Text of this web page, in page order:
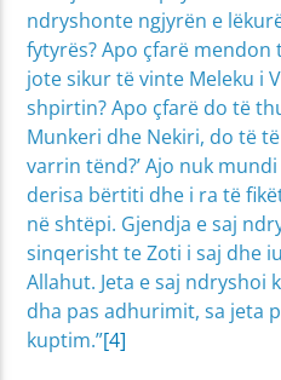
ndryshonte ngjyrën e
fytyrës? Apo çfarë mendon
jote sikur të vinte Meleku i
shpirtin? Apo çfarë do të
Munkeri dhe Nekiri, do të
varrin tënd?’ Ajo nuk
derisa bërtiti dhe i ra të
në shtëpi. Gjendja e saj
sinqerisht te Zoti i saj dhe
Allahut. Jeta e saj ndryshoi
dha pas adhurimit, sa jeta
kuptim.”[4]